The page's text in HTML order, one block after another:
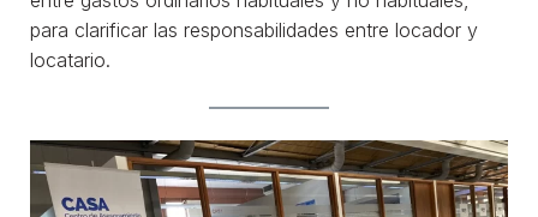
para clarificar las responsabilidades entre locador y
locatario.